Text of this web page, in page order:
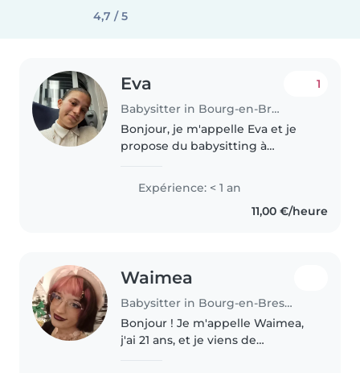
4,7 / 5
Eva
Babysitter in Bourg-en-Bresse
1
Bonjour, je m'appelle Eva et je
propose du babysitting à
avec les enfants, les
accompagner dans leurs jeux,
activités et ateliers sportifs, et
Expérience: < 1 an
11,00 €/heure
Waimea
Babysitter in Bourg-en-Bresse
Bonjour ! Je m'appelle Waimea,
j'ai 21 ans, et je viens de